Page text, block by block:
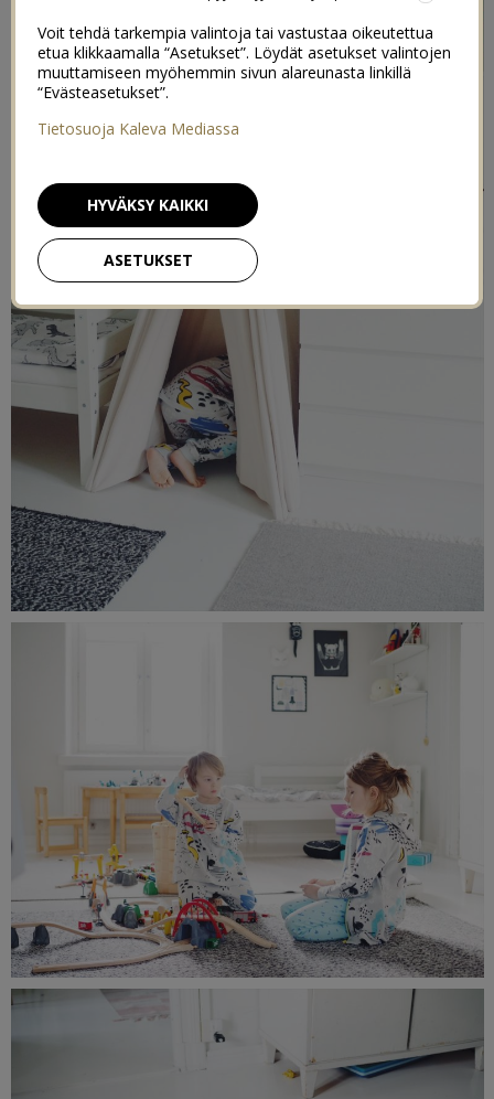
Voit tehdä tarkempia valintoja tai vastustaa oikeutettua
etua klikkaamalla “Asetukset”. Löydät asetukset valintojen
muuttamiseen myöhemmin sivun alareunasta linkillä
“Evästeasetukset”.
Tietosuoja Kaleva Mediassa
ASETUKSET
HYVÄKSY KAIKKI